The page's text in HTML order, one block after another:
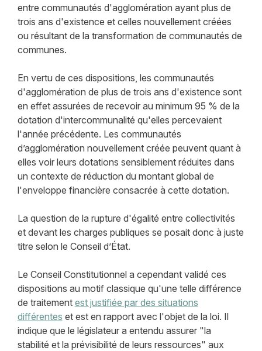
entre communautés d'agglomération ayant plus de
trois ans d'existence et celles nouvellement créées
ou résultant de la transformation de communautés de
communes.
En vertu de ces dispositions, les communautés
d'agglomération de plus de trois ans d'existence sont
en effet assurées de recevoir au minimum 95 % de la
dotation d'intercommunalité qu'elles percevaient
l'année précédente. Les communautés
d’agglomération nouvellement créée peuvent quant à
elles voir leurs dotations sensiblement réduites dans
un contexte de réduction du montant global de
l'enveloppe financière consacrée à cette dotation.
La question de la rupture d'égalité entre collectivités
et devant les charges publiques se posait donc à juste
titre selon le Conseil d’État.
Le Conseil Constitutionnel a cependant validé ces
dispositions au motif classique qu'une telle différence
de traitement est justifiée par des situations
différentes et est en rapport avec l'objet de la loi. Il
indique que le législateur a entendu assurer "la
stabilité et la prévisibilité de leurs ressources" aux